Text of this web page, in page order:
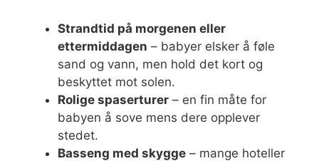
Strandtid på morgenen eller
ettermiddagen – babyer elsker å føle
sand og vann, men hold det kort og
beskyttet mot solen.
Rolige spaserturer – en fin måte for
babyen å sove mens dere opplever
stedet.
Basseng med skygge – mange hoteller